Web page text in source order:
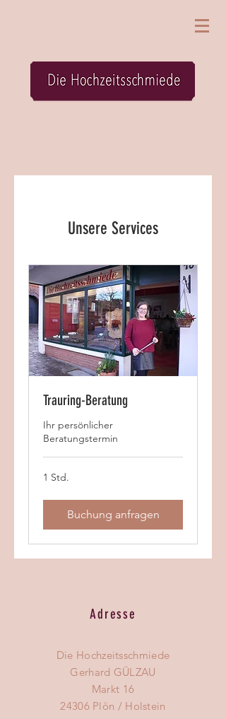
Unsere Services
Trauring-Beratung
Ihr persönlicher
Beratungstermin
1 Std.
Buchung anfragen
Adresse
Die Hochzeitsschmiede
Gerhard GÜLZAU
Markt 16
24306 Plön / Holstein